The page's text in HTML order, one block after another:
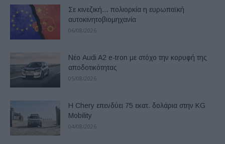
Σε κινεζική… πολιορκία η ευρωπαϊκή
αυτοκινητοβιομηχανία
06/08/2026
Νέο Audi A2 e-tron με στόχο την κορυφή της
αποδοτικότητας
05/08/2026
Η Chery επενδύει 75 εκατ. δολάρια στην KG
Mobility
04/08/2026